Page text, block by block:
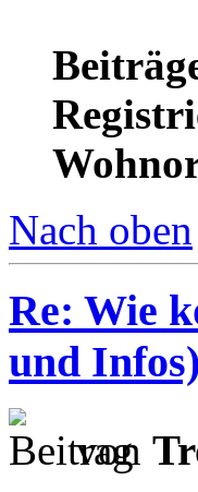
Nach oben
Re: Wie
und Infos)
von